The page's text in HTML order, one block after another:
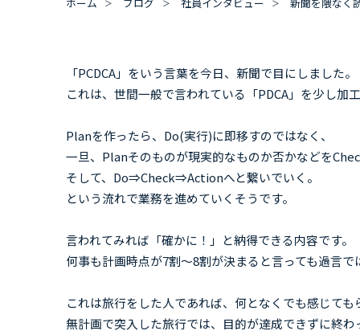
「PCDCA」をいう言葉を今日、新聞で目にしました。
これは、世間一般で言われている「PDCA」を少し加
Planを作ったら、Do(実行)に即移すのではなく、
一旦、Planそのものが現実的なものか否かなどを
そして、Do⇒Check⇒Actionへと繋いでいく。
という流れで業務を進めていくそうです。
言われてみれば「確かに！」と納得できる内容です。
何事も計画時点が7割～8割が決まると言っても過言で
これは旅行をした人であれば、何となくでも感じても
無計画で突入した旅行では、目的が達成できずに終